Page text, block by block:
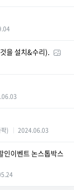
을 설치&수리).
) 2024.06.03
인이벤트 논스톱박스